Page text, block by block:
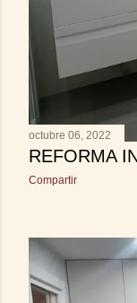
octubre 06, 2022
REFORMA
Compartir